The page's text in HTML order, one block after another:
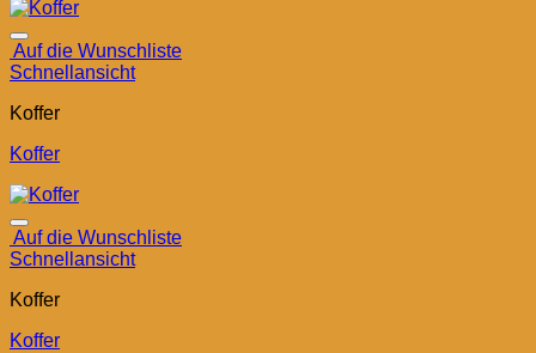
Auf die Wunschliste
Schnellansicht
Koffer
Koffer
Auf die Wunschliste
Schnellansicht
Koffer
Koffer